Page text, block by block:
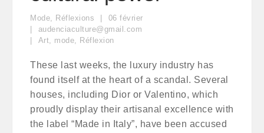
Mode, Réflexions 06 février
audenciaculture@gmail.com
Art, mode, Réflexion
These last weeks, the luxury industry has
found itself at the heart of a scandal. Several
houses, including Dior or Valentino, which
proudly display their artisanal excellence with
the label “Made in Italy”, have been accused